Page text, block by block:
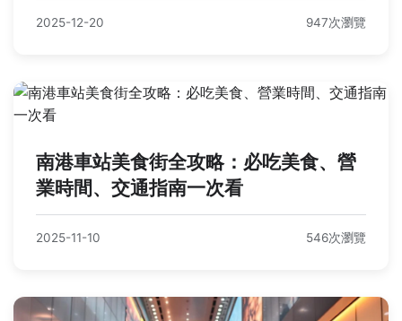
2025-12-20 947次瀏覽
南港車站美食街全攻略：必吃美食、營
業時間、交通指南一次看
2025-11-10 546次瀏覽